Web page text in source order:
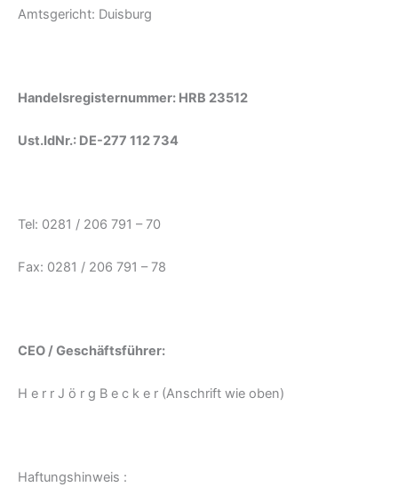
Amtsgericht: Duisburg
Handelsregisternummer: HRB 23512
Ust.IdNr.: DE-277 112 734
Tel: 0281 / 206 791 – 70
Fax: 0281 / 206 791 – 78
CEO / Geschäftsführer:
H e r r J ö r g B e c k e r (Anschrift wie oben)
Haftungshinweis :